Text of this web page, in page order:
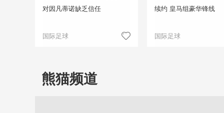
对因凡蒂诺缺乏信任
国际足球
续约 皇马组豪华锋线
国际足球
熊猫频道